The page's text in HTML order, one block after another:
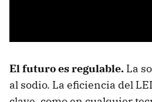
El futuro es regulable. La
al sodio. La eficiencia del